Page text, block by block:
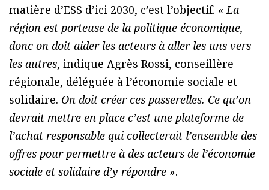
matière d’ESS d’ici 2030, c’est l’objectif. «La
région est porteuse de la politique économique,
donc on doit aider les acteurs à aller les uns vers
les autres, indique Agrès Rossi, conseillère
régionale, déléguée à l’économie sociale et
solidaire. On doit créer ces passerelles. Ce qu’on
devrait mettre en place c’est une plateforme de
l’achat responsable qui collecterait l’ensemble des
offres pour permettre à des acteurs de l’économie
sociale et solidaire d’y répondre ».